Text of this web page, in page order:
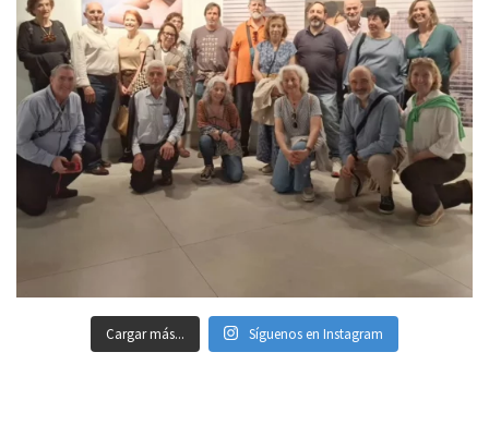
Cargar más... Síguenos en Instagram